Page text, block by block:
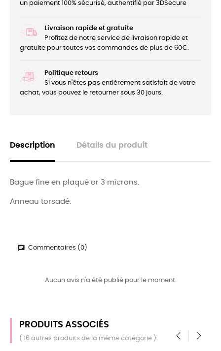
un paiement 100% sécurisé, authentifié par 3DSecure
Livraison rapide et gratuite
Profitez de notre service de livraison rapide et
gratuite pour toutes vos commandes de plus de 60€.
Politique retours
Si vous n'êtes pas entièrement satisfait de votre
achat, vous pouvez le retourner sous 30 jours.
Description Détails du produit
Bague fine en plaqué or 3 microns.
Anneau torsadé.
Commentaires (0)
Aucun avis n'a été publié pour le moment.
PRODUITS ASSOCIÉS
( 16 autres produits de la même catégorie )